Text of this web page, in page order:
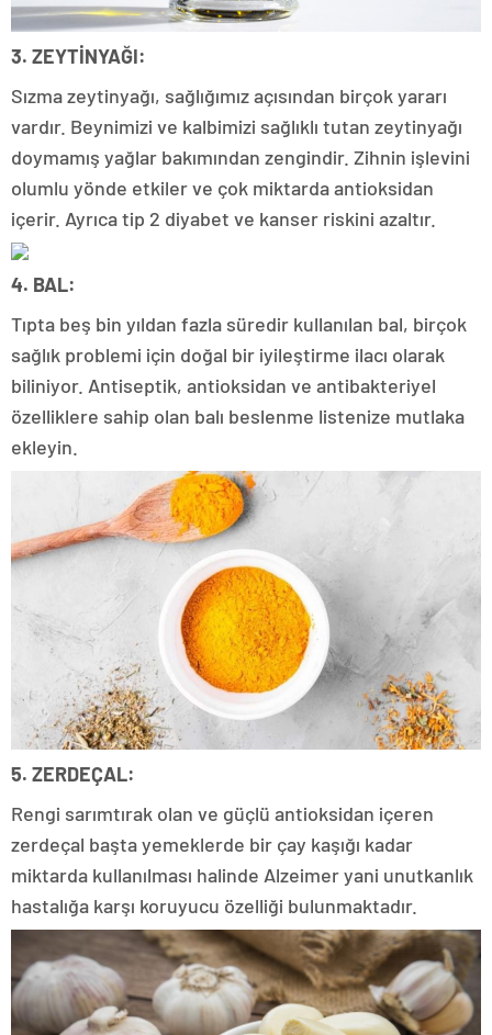
3. ZEYTİNYAĞI:
Sızma zeytinyağı, sağlığımız açısından birçok yararı
vardır. Beynimizi ve kalbimizi sağlıklı tutan zeytinyağı
doymamış yağlar bakımından zengindir. Zihnin işlevini
olumlu yönde etkiler ve çok miktarda antioksidan
içerir. Ayrıca tip 2 diyabet ve kanser riskini azaltır.
4. BAL:
Tıpta beş bin yıldan fazla süredir kullanılan bal, birçok
sağlık problemi için doğal bir iyileştirme ilacı olarak
biliniyor. Antiseptik, antioksidan ve antibakteriyel
özelliklere sahip olan balı beslenme listenize mutlaka
ekleyin.
5. ZERDEÇAL:
Rengi sarımtırak olan ve güçlü antioksidan içeren
zerdeçal başta yemeklerde bir çay kaşığı kadar
miktarda kullanılması halinde Alzeimer yani unutkanlık
hastalığa karşı koruyucu özelliği bulunmaktadır.